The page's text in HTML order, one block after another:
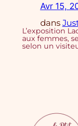
Avr 15,
dans
L’exposition
aux femmes,
selon un